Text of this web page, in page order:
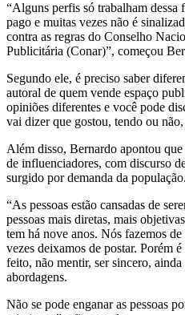
“Alguns perfis só trabalham
pago e muitas vezes não é
contra as regras do Conselho
Publicitária (Conar)”, começou
Segundo ele, é preciso saber
autoral de quem vende espaço
opiniões diferentes e você pode
vai dizer que gostou, tendo ou
Além disso, Bernardo apontou
de influenciadores, com discurso
surgido por demanda da população.
“As pessoas estão cansadas de
pessoas mais diretas, mais
tem há nove anos. Nós fazemos
vezes deixamos de postar. Porém
feito, não mentir, ser sincero,
abordagens.
Não se pode enganar as pessoas